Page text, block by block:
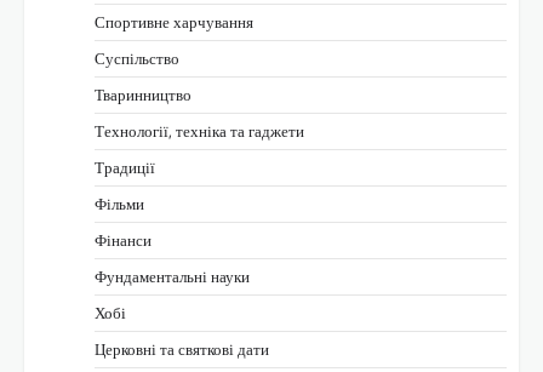
Спортивне харчування
Суспільство
Тваринництво
Технології, техніка та гаджети
Традиції
Фільми
Фінанси
Фундаментальні науки
Хобі
Церковні та святкові дати